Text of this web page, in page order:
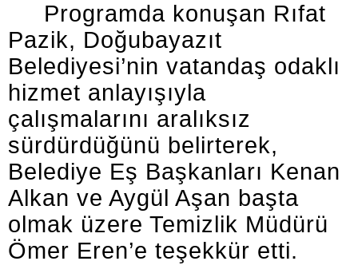
Programda konuşan Rıfat
Pazik, Doğubayazıt
Belediyesi’nin vatandaş odaklı
hizmet anlayışıyla
çalışmalarını aralıksız
sürdürdüğünü belirterek,
Belediye Eş Başkanları Kenan
Alkan ve Aygül Aşan başta
olmak üzere Temizlik Müdürü
Ömer Eren’e teşekkür etti.